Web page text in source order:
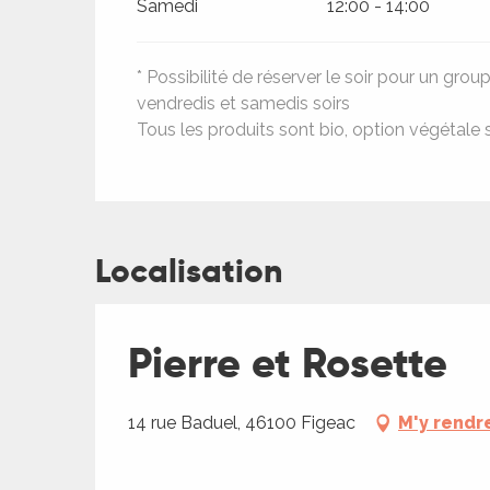
Samedi 12:00 - 14:00
* Possibilité de réserver le soir pour un
vendredis et samedis soirs
Tous les produits sont bio, option végétale
Localisation
Pierre et Rosette
14 rue Baduel, 46100 Figeac M'y